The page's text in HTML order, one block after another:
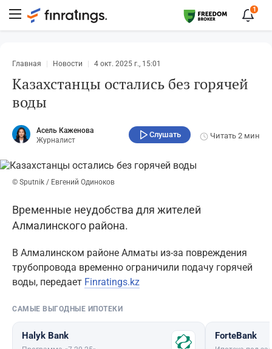
1
Главная Новости 4 окт. 2025 г., 15:01
Казахстанцы остались без горячей
воды
Асель Каженова
Журналист
Слушать Читать 2 мин
© Sputnik / Евгений Одиноков
Временные неудобства для жителей
Алмалинского района.
В Алмалинском районе Алматы из-за повреждения
трубопровода временно ограничили подачу горячей
воды, передает Finratings.kz
САМЫЕ ВЫГОДНЫЕ ИПОТЕКИ
Halyk Bank ForteBank